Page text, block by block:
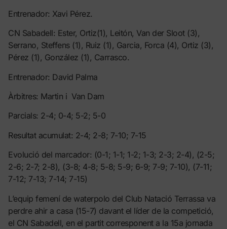
Entrenador: Xavi Pérez.
CN Sabadell: Ester, Ortiz(1), Leitón, Van der Sloot (3),
Serrano, Steffens (1), Ruiz (1), Garcia, Forca (4), Ortiz (3),
Pérez (1), González (1), Carrasco.
Entrenador: David Palma
Àrbitres: Martin i Van Dam
Parcials: 2-4; 0-4; 5-2; 5-0
Resultat acumulat: 2-4; 2-8; 7-10; 7-15
Evolució del marcador: (0-1; 1-1; 1-2; 1-3; 2-3; 2-4), (2-5;
2-6; 2-7; 2-8), (3-8; 4-8; 5-8; 5-9; 6-9; 7-9; 7-10), (7-11;
7-12; 7-13; 7-14; 7-15)
L’equip femení de waterpolo del Club Natació Terrassa va
perdre ahir a casa (15-7) davant el líder de la competició,
el CN Sabadell, en el partit corresponent a la 15a jornada